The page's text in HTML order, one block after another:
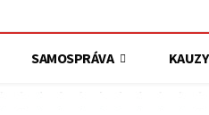
SAMOSPRÁVA KAUZY